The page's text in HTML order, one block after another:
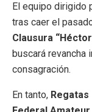
El equipo dirigido
tras caer el
Clausura
buscará revancha
consagración.
En tanto, Regatas